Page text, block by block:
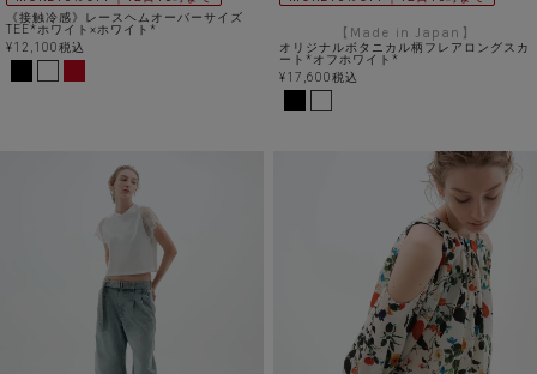
《接触冷感》レースヘムオーバーサイズ
TEE*ホワイト×ホワイト*
¥12,100税込
【Made in Japan】
オリジナルボタニカル柄フレアロングスカ
ート*オフホワイト*
¥17,600税込